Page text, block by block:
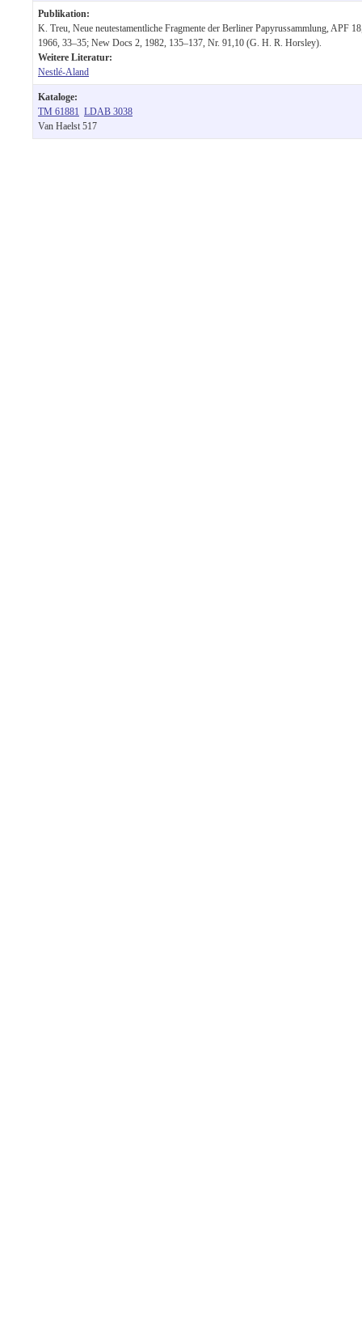
Publikation:
K. Treu, Neue neutestamentliche Fragmente der Berliner Papyrussammlung, APF
1966, 33–35; New Docs 2, 1982, 135–137, Nr. 91,10 (G. H. R. Horsley).
Weitere Literatur:
Nestlé-Aland
Kataloge:
TM 61881 LDAB 3038
Van Haelst 517